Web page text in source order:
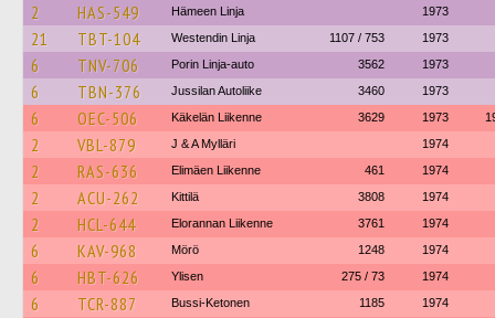
2 HAS-549 Hämeen Linja 1973
21 TBT-104 Westendin Linja 1107 / 753 1973
6 TNV-706 Porin Linja-auto 3562 1973
6 TBN-376 Jussilan Autoliike 3460 1973
6 OEC-506 Käkelän Liikenne 3629 1973
2 VBL-879 J & A Mylläri 1974
2 RAS-636 Elimäen Liikenne 461 1974
2 ACU-262 Kittilä 3808 1974
2 HCL-644 Elorannan Liikenne 3761 1974
6 KAV-968 Mörö 1248 1974
6 HBT-626 Ylisen 275 / 73 1974
6 TCR-887 Bussi-Ketonen 1185 1974